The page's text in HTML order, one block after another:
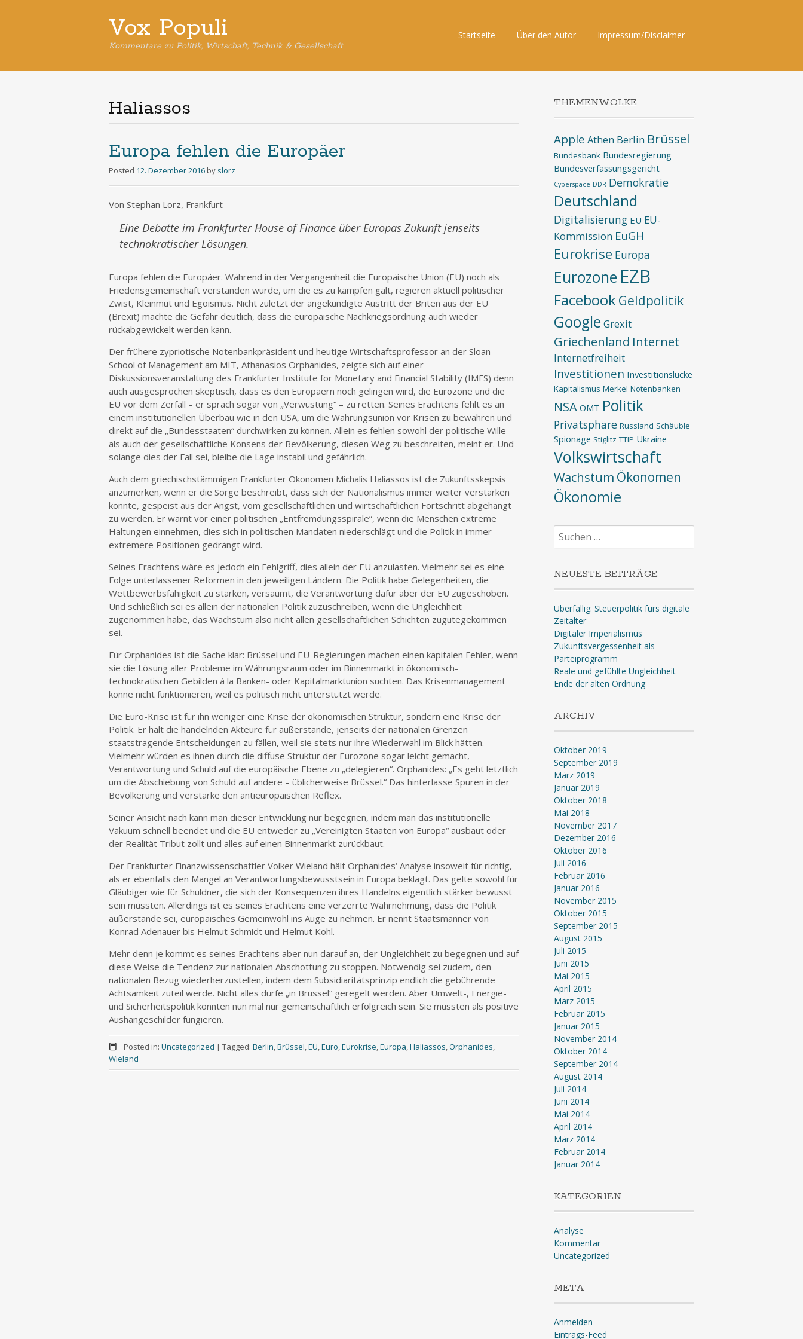
Vox Populi
Kommentare zu Politik, Wirtschaft, Technik & Gesellschaft
Skip
Startseite Über den Autor Impressum/Disclaimer
Haliassos
Europa fehlen die Europäer
Posted 12. Dezember 2016 by slorz
Von Stephan Lorz, Frankfurt
Eine Debatte im Frankfurter House of Finance über Europas Zukunft jenseits
technokratischer Lösungen.
Europa fehlen die Europäer. Während in der Vergangenheit die Europäische Union (EU) noch als
Friedensgemeinschaft verstanden wurde, um die es zu kämpfen galt, regieren aktuell politischer
Zwist, Kleinmut und Egoismus. Nicht zuletzt der angekündigte Austritt der Briten aus der EU
(Brexit) machte die Gefahr deutlich, dass die europäische Nachkriegsordnung auch wieder
rückabgewickelt werden kann.
Der frühere zypriotische Notenbankpräsident und heutige Wirtschaftsprofessor an der Sloan
School of Management am MIT, Athanasios Orphanides, zeigte sich auf einer
Diskussionsveranstaltung des Frankfurter Institute for Monetary and Financial Stability (IMFS) denn
auch ausgesprochen skeptisch, dass es den Europäern noch gelingen wird, die Eurozone und die
EU vor dem Zerfall – er sprach sogar von „Verwüstung“ – zu retten. Seines Erachtens fehlt es an
einem institutionellen Überbau wie in den USA, um die Währungsunion vor Krisen zu bewahren und
direkt auf die „Bundesstaaten“ durchwirken zu können. Allein es fehlen sowohl der politische Wille
als auch der gesellschaftliche Konsens der Bevölkerung, diesen Weg zu beschreiten, meint er. Und
solange dies der Fall sei, bleibe die Lage instabil und gefährlich.
Auch dem griechischstämmigen Frankfurter Ökonomen Michalis Haliassos ist die Zukunftsskepsis
anzumerken, wenn er die Sorge beschreibt, dass sich der Nationalismus immer weiter verstärken
könnte, gespeist aus der Angst, vom gesellschaftlichen und wirtschaftlichen Fortschritt abgehängt
zu werden. Er warnt vor einer politischen „Entfremdungsspirale“, wenn die Menschen extreme
Haltungen einnehmen, dies sich in politischen Mandaten niederschlägt und die Politik in immer
extremere Positionen gedrängt wird.
Seines Erachtens wäre es jedoch ein Fehlgriff, dies allein der EU anzulasten. Vielmehr sei es eine
Folge unterlassener Reformen in den jeweiligen Ländern. Die Politik habe Gelegenheiten, die
Wettbewerbsfähigkeit zu stärken, versäumt, die Verantwortung dafür aber der EU zugeschoben.
Und schließlich sei es allein der nationalen Politik zuzuschreiben, wenn die Ungleichheit
zugenommen habe, das Wachstum also nicht allen gesellschaftlichen Schichten zugutegekommen
sei.
Für Orphanides ist die Sache klar: Brüssel und EU-Regierungen machen einen kapitalen Fehler, wenn
sie die Lösung aller Probleme im Währungsraum oder im Binnenmarkt in ökonomisch-
technokratischen Gebilden à la Banken- oder Kapitalmarktunion suchten. Das Krisenmanagement
könne nicht funktionieren, weil es politisch nicht unterstützt werde.
Die Euro-Krise ist für ihn weniger eine Krise der ökonomischen Struktur, sondern eine Krise der
Politik. Er hält die handelnden Akteure für außerstande, jenseits der nationalen Grenzen
staatstragende Entscheidungen zu fällen, weil sie stets nur ihre Wiederwahl im Blick hätten.
Vielmehr würden es ihnen durch die diffuse Struktur der Eurozone sogar leicht gemacht,
Verantwortung und Schuld auf die europäische Ebene zu „delegieren“. Orphanides: „Es geht letztlich
um die Abschiebung von Schuld auf andere – üblicherweise Brüssel.“ Das hinterlasse Spuren in der
Bevölkerung und verstärke den antieuropäischen Reflex.
Seiner Ansicht nach kann man dieser Entwicklung nur begegnen, indem man das institutionelle
Vakuum schnell beendet und die EU entweder zu „Vereinigten Staaten von Europa“ ausbaut oder
der Realität Tribut zollt und alles auf einen Binnenmarkt zurückbaut.
Der Frankfurter Finanzwissenschaftler Volker Wieland hält Orphanides‘ Analyse insoweit für richtig,
als er ebenfalls den Mangel an Verantwortungsbewusstsein in Europa beklagt. Das gelte sowohl für
Gläubiger wie für Schuldner, die sich der Konsequenzen ihres Handelns eigentlich stärker bewusst
sein müssten. Allerdings ist es seines Erachtens eine verzerrte Wahrnehmung, dass die Politik
außerstande sei, europäisches Gemeinwohl ins Auge zu nehmen. Er nennt Staatsmänner von
Konrad Adenauer bis Helmut Schmidt und Helmut Kohl.
Mehr denn je kommt es seines Erachtens aber nun darauf an, der Ungleichheit zu begegnen und auf
diese Weise die Tendenz zur nationalen Abschottung zu stoppen. Notwendig sei zudem, den
nationalen Bezug wiederherzustellen, indem dem Subsidiaritätsprinzip endlich die gebührende
Achtsamkeit zuteil werde. Nicht alles dürfe „in Brüssel“ geregelt werden. Aber Umwelt-, Energie-
und Sicherheitspolitik könnten nun mal nur gemeinschaftlich erfolgreich sein. Sie müssten als positive
Aushängeschilder fungieren.
Posted in: Uncategorized | Tagged: Berlin,Brüssel,EU,Euro,Eurokrise,Europa,Haliassos,Orphanides,
Wieland
THEMENWOLKE
Apple Athen Berlin Brüssel
Bundesbank Bundesregierung
Bundesverfassungsgericht
Cyberspace DDR Demokratie
Deutschland
Digitalisierung EU EU-
Kommission EuGH
Eurokrise Europa
Eurozone EZB
FacebookGeldpolitik
Google Grexit
Griechenland Internet
Internetfreiheit
Investitionen Investitionslücke
Kapitalismus Merkel Notenbanken
NSA OMT Politik
Privatsphäre Russland Schäuble
Spionage Stiglitz TTIP Ukraine
Volkswirtschaft
Wachstum Ökonomen
Ökonomie
Suchen
nach:
NEUESTE BEITRÄGE
Überfällig: Steuerpolitik fürs digitale
Zeitalter
Digitaler Imperialismus
Zukunftsvergessenheit als
Parteiprogramm
Reale und gefühlte Ungleichheit
Ende der alten Ordnung
ARCHIV
Oktober 2019
September 2019
März 2019
Januar 2019
Oktober 2018
Mai 2018
November 2017
Dezember 2016
Oktober 2016
Juli 2016
Februar 2016
Januar 2016
November 2015
Oktober 2015
September 2015
August 2015
Juli 2015
Juni 2015
Mai 2015
April 2015
März 2015
Februar 2015
Januar 2015
November 2014
Oktober 2014
September 2014
August 2014
Juli 2014
Juni 2014
Mai 2014
April 2014
März 2014
Februar 2014
Januar 2014
KATEGORIEN
Analyse
Kommentar
Uncategorized
META
Anmelden
Eintrags-Feed